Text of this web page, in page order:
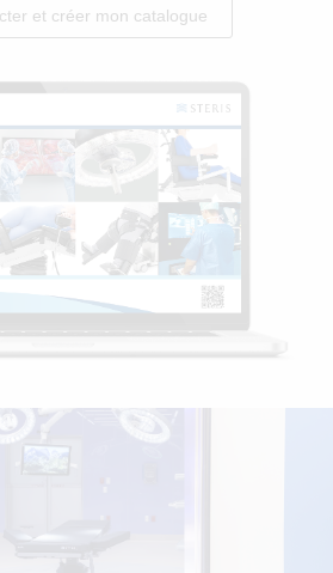
et créer mon catalogue